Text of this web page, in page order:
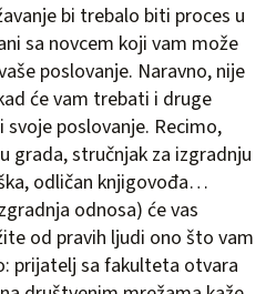
bi trebalo biti proces u
sa novcem koji vam može
poslovanje. Naravno, nije
će vam trebati i druge
poslovanje. Recimo,
grada, stručnjak za izgradnju
odličan knjigovođa…
odnosa) će vas
od pravih ljudi ono što vam
prijatelj sa fakulteta otvara